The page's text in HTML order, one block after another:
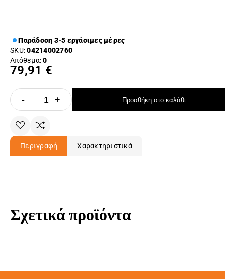
Παράδοση 3-5 εργάσιμες μέρες
SKU:04214002760
Απόθεμα:0
79,91 €
- + Προσθήκη στο καλάθι
Περιγραφή Χαρακτηριστικά
Σχετικά προϊόντα